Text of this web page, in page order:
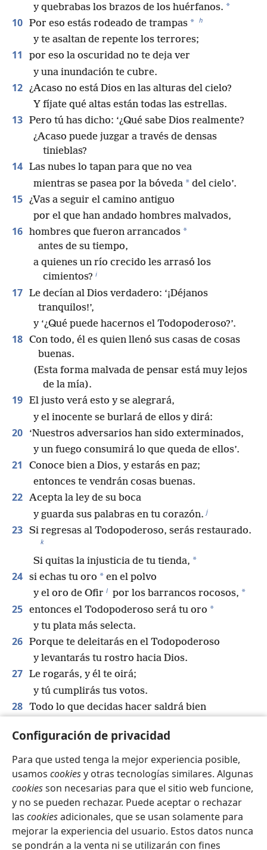
Configuración de privacidad
Para que usted tenga la mejor experiencia posible,
usamos cookiesy otras tecnologías similares. Algunas
cookiesson necesarias para que el sitio web funcione,
y no se pueden rechazar. Puede aceptar o rechazar
las cookiesadicionales, que se usan solamente para
mejorar la experiencia del usuario. Estos datos nunca
se pondrán a la venta ni se utilizarán con fines
y quebrabas los brazos de los huérfanos. *
10 Por eso estás rodeado de trampas * h
y te asaltan de repente los terrores;
11
por eso la oscuridad no te deja ver
y una inundación te cubre.
12 ¿Acaso no está Dios en las alturas del cielo?
Y fíjate qué altas están todas las estrellas.
13 Pero tú has dicho: ‘¿Qué sabe Dios realmente?
¿Acaso puede juzgar a través de densas
tinieblas?
14 Las nubes lo tapan para que no vea
mientras se pasea por la bóveda * del cielo’.
15 ¿Vas a seguir el camino antiguo
por el que han andado hombres malvados,
16 hombres que fueron arrancados *
antes de su tiempo,
a quienes un río crecido les arrasó los
cimientos? i
17 Le decían al Dios verdadero: ‘¡Déjanos
tranquilos!’,
y ‘¿Qué puede hacernos el Todopoderoso?’.
18 Con todo, él es quien llenó sus casas de cosas
buenas.
(Esta forma malvada de pensar está muy lejos
de la mía).
19 El justo verá esto y se alegrará,
y el inocente se burlará de ellos y dirá:
20
‘Nuestros adversarios han sido exterminados,
y un fuego consumirá lo que queda de ellos’.
21
Conoce bien a Dios, y estarás en paz;
entonces te vendrán cosas buenas.
22 Acepta la ley de su boca
y guarda sus palabras en tu corazón. j
23 Si regresas al Todopoderoso, serás restaurado.
k
Si quitas la injusticia de tu tienda, *
24 si echas tu oro * en el polvo
y el oro de Ofir l por los barrancos rocosos, *
25 entonces el Todopoderoso será tu oro *
y tu plata más selecta.
26 Porque te deleitarás en el Todopoderoso
y levantarás tu rostro hacia Dios.
27 Le rogarás, y él te oirá;
y tú cumplirás tus votos.
28 Todo lo que decidas hacer saldrá bien
29 Porque, si tú hablas con arrogancia,
serás humillado,
pero él salvará al humilde. *
30 Él rescatará al inocente;
así que, si tus manos están limpias, sin falta
serás rescatado”.